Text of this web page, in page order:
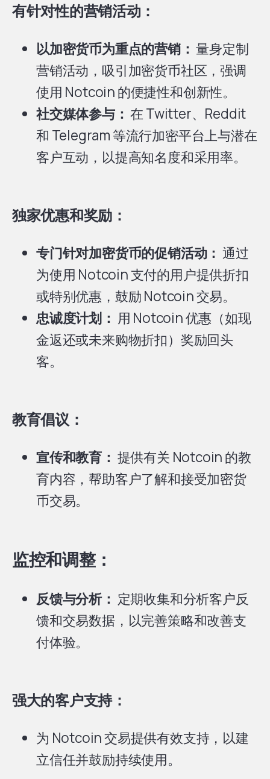
有针对性的营销活动：
以加密货币为重点的营销： 量身定制
营销活动，吸引加密货币社区，强调
使用 Notcoin 的便捷性和创新性。
社交媒体参与： 在 Twitter、Reddit
和 Telegram 等流行加密平台上与潜在
客户互动，以提高知名度和采用率。
独家优惠和奖励：
专门针对加密货币的促销活动： 通过
为使用 Notcoin 支付的用户提供折扣
或特别优惠，鼓励 Notcoin 交易。
忠诚度计划： 用 Notcoin 优惠（如现
金返还或未来购物折扣）奖励回头
客。
教育倡议：
宣传和教育： 提供有关 Notcoin 的教
育内容，帮助客户了解和接受加密货
币交易。
监控和调整：
反馈与分析： 定期收集和分析客户反
馈和交易数据，以完善策略和改善支
付体验。
强大的客户支持：
为 Notcoin 交易提供有效支持，以建
立信任并鼓励持续使用。